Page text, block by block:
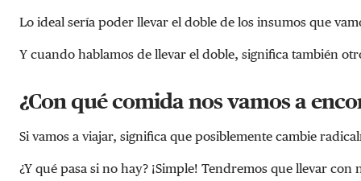
Lo ideal sería poder llevar el doble de los insumos que
Y cuando hablamos de llevar el doble, significa también
¿Con qué comida nos vamos a
Si vamos a viajar, significa que posiblemente cambie
¿Y qué pasa si no hay? ¡Simple! Tendremos que llevar